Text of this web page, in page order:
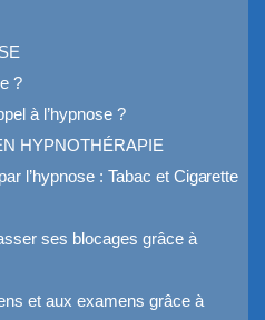
?
à l’hypnose ?
HYPNOTHÉRAPIE
l’hypnose : Tabac et Cigarette
ses blocages grâce à
et aux examens grâce à